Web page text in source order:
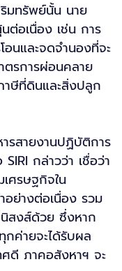
มทรัพย์นั้น นาย
ต่อเนื่อง เช่น การ
อนและจดจำนองที่จะ
ตรการผ่อนคลาย
าษีที่ดินและสิ่งปลูก
ารสายงานปฏิบัติการ
กล่าวว่า เชื่อว่า
ศรษฐกิจใน
อย่างต่อเนื่อง รวม
สงส์ด้วย ซึ่งหาก
ค่ายจะได้รับผล
ศดี ภาคอสังหาฯ จะ